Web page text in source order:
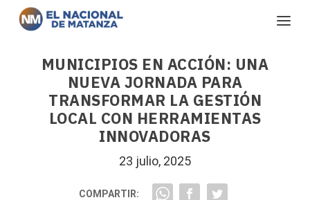
MUNICIPIOS EN ACCIÓN: UNA
NUEVA JORNADA PARA
TRANSFORMAR LA GESTIÓN
LOCAL CON HERRAMIENTAS
INNOVADORAS
23 julio, 2025
COMPARTIR: